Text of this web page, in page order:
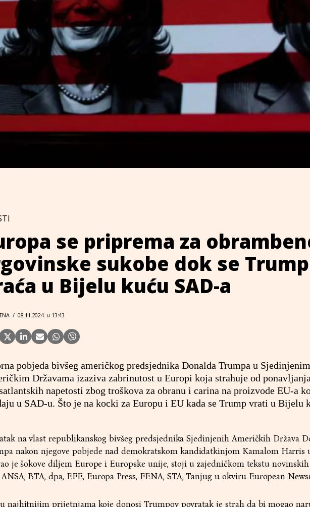
se priprema za
sukobe dok se Trump
u Bijelu kuću SAD-a
/ 08.11.2024. u 13:43
pobjeda bivšeg američkog predsjednika Donalda Trumpa u Sjedinjenim
Državama izaziva zabrinutost u Europi koja strahuje od ponavljanja
napetosti zbog troškova za obranu i carina na proizvode EU-a
u SAD-u. Što je na kocki za Europu i EU kada se Trump vrati u Bijelu
na vlast republikanskog bivšeg predsjednika Sjedinjenih Američkih Država
nakon njegove pobjede nad demokratskom kandidatkinjom Kamalom Harris
je šokove diljem Europe i Europske unije, stoji u zajedničkom tekstu
ANSA, BTA, dpa, EFE, Europa Press, FENA, STA, Tanjug u okviru European
najhitnijim prijetnjama koje donosi Trumpov povratak je strah da bi mogao